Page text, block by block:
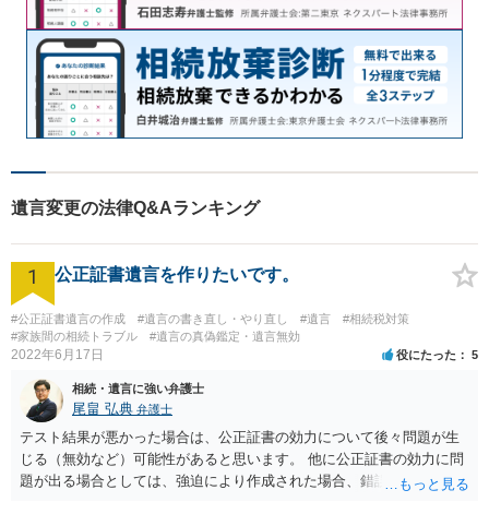
遺言変更の法律Q&Aランキング
1 公正証書遺言を作りたいです。
#公正証書遺言の作成 #遺言の書き直し・やり直し #遺言
#相続税対策
#家族間の相続トラブル
#遺言の真偽鑑定・遺言無効
2022年6月17日 役にたった 5
相続・遺言に強い弁護士
尾畠 弘典 弁護士
テスト結果が悪かった場合は、公正証書の効力について後々問題が生
じる（無効など）可能性があると思います。 他に公正証書の効力に問
題が出る場合としては、強迫により作成された場合、錯誤（勘違い）